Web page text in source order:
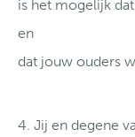
is het mogelijk
en
dat jouw ouders
4. Jij en degene